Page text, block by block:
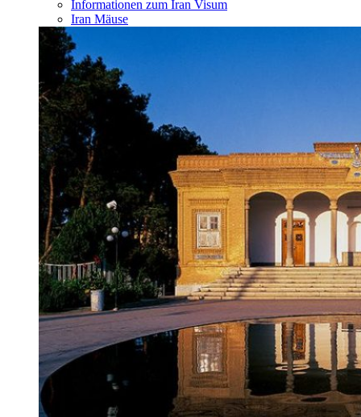
Informationen zum Iran Visum
Iran Mäuse